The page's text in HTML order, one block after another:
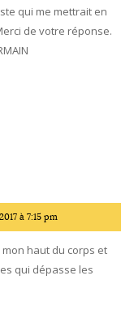
qui me mettrait en
de votre réponse.
à 7:15 pm
mon haut du corps et
qui dépasse les